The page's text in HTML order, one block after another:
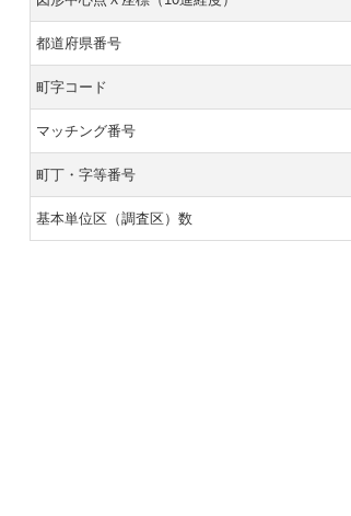
都道府県番号
町字コード
マッチング番号
町丁・字等番号
基本単位区（調査区）数